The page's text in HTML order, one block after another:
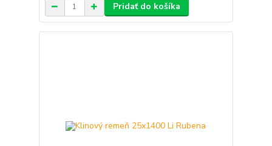
Pridať do košíka